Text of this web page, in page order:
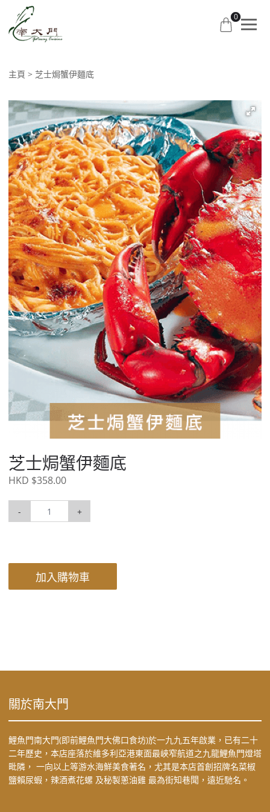
0
主頁 芝士焗蟹伊麵底
芝士焗蟹伊麵底
HKD $358.00
- +
加入購物車
關於南大門
鯉魚門南大門(即前鯉魚門大佛口食坊)於一九九五年啟業，已有二十
二年歷史，本店座落於維多利亞港東面最峽窄航道之九龍鯉魚門燈塔
毗隣， 一向以上等游水海鮮美食著名，尤其是本店首創招牌名菜椒
鹽賴尿蝦，辣酒煮花螺 及秘製蔥油雞 最為街知巷聞，遠近馳名。